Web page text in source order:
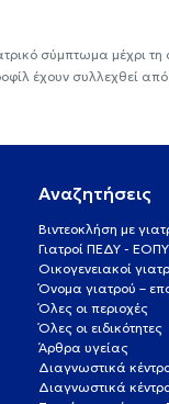
σύμπτωμα μέχρι τη
έχουν συλλεχθεί
Αναζητήσεις
Βιντεοκλήση με
Γιατροί ΠΕΔΥ -
Οικογενειακοί
Όνομα γιατρού –
Όλες οι περιοχές
Όλες οι ειδικότητες
Άρθρα υγείας
Διαγνωστικά
Διαγνωστικά